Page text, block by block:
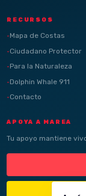
RECURSOS
Mapa de Costas
Ciudadano Protector
Para la Naturaleza
Dolphin Whale 911
Contacto
APOYA A MAREA
Tu apoyo mantiene